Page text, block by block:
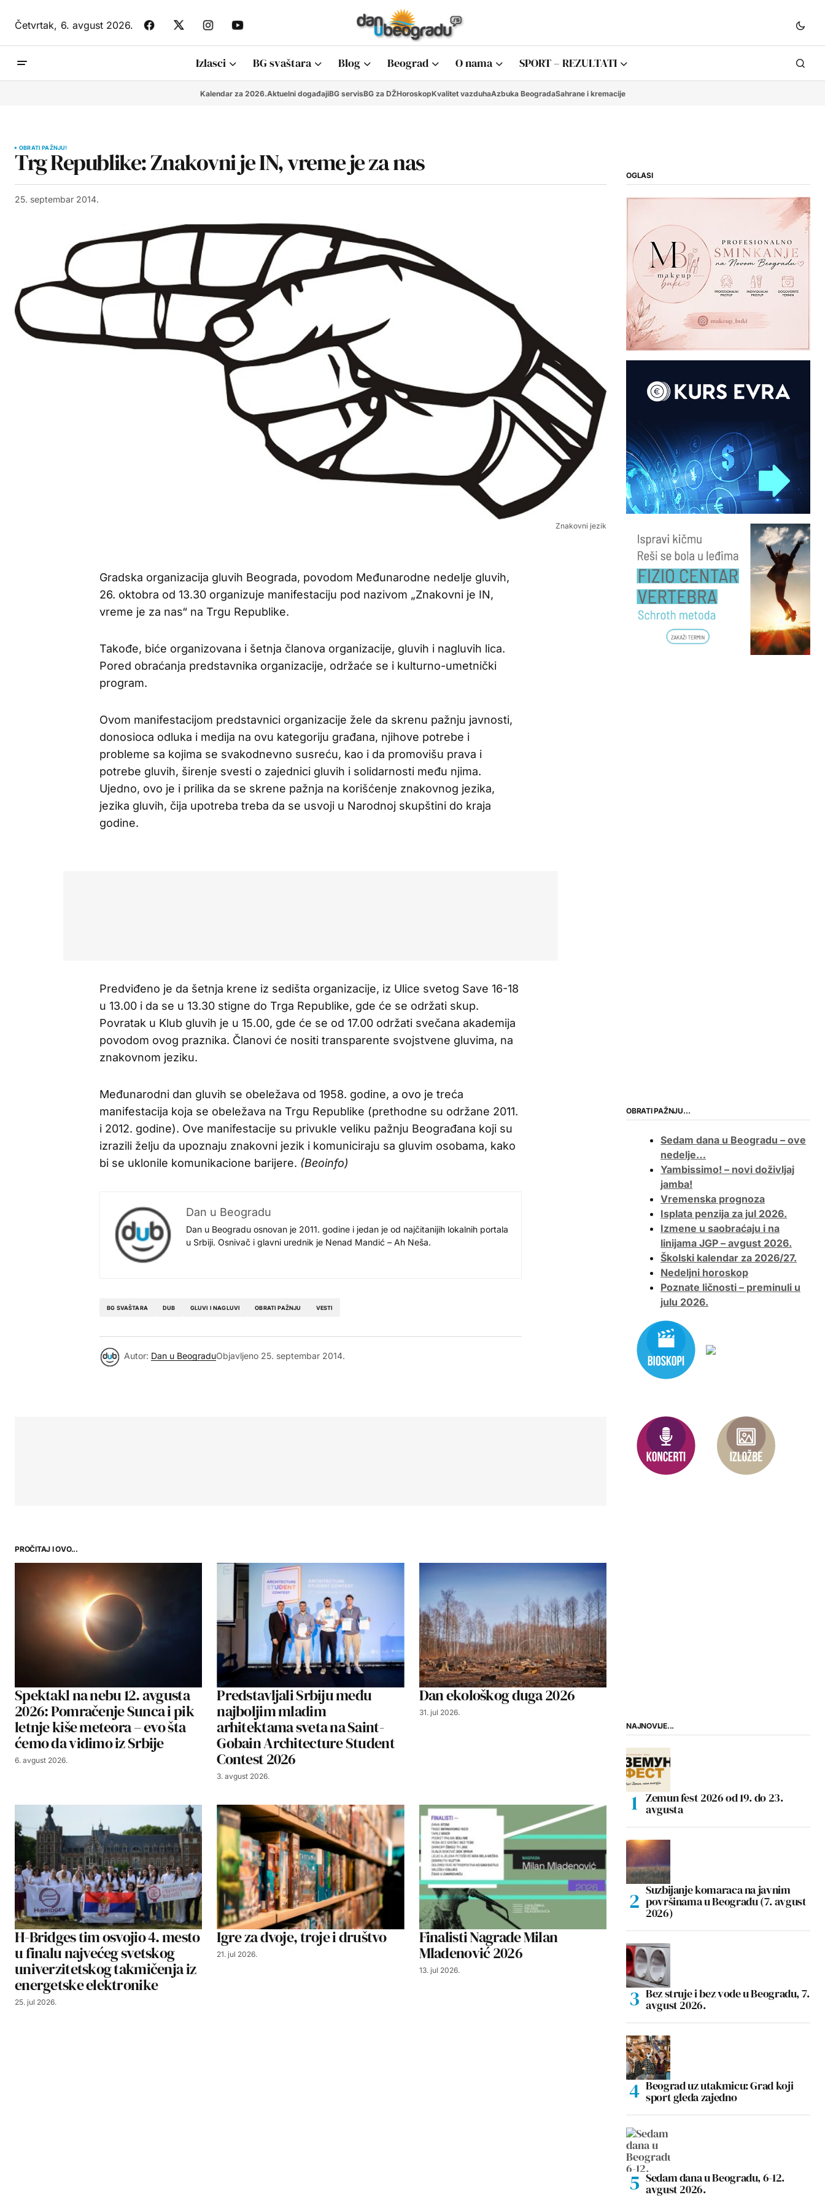
Četvrtak,6. avgust 2026.
Izlasci BG svaštara Blog Beograd O nama SPORT – REZULTATI
Kalendar za 2026.Aktuelni događajiBG servisBG za DŽHoroskopKvalitet vazduhaAzbuka BeogradaSahrane i kremacije
OBRATI PAŽNJU!
Trg Republike: Znakovni je IN, vreme je za nas
25. septembar 2014.
Znakovni jezik
Gradska organizacija gluvih Beograda, povodom Međunarodne nedelje gluvih,
26. oktobra od 13.30 organizuje manifestaciju pod nazivom „Znakovni je IN,
vreme je za nas“ na Trgu Republike.
Takođe, biće organizovana i šetnja članova organizacije, gluvih i nagluvih lica.
Pored obraćanja predstavnika organizacije, održaće se i kulturno-umetnički
program.
Ovom manifestacijom predstavnici organizacije žele da skrenu pažnju javnosti,
donosioca odluka i medija na ovu kategoriju građana, njihove potrebe i
probleme sa kojima se svakodnevno susreću, kao i da promovišu prava i
potrebe gluvih, širenje svesti o zajednici gluvih i solidarnosti među njima.
Ujedno, ovo je i prilika da se skrene pažnja na korišćenje znakovnog jezika,
jezika gluvih, čija upotreba treba da se usvoji u Narodnoj skupštini do kraja
godine.
Predviđeno je da šetnja krene iz sedišta organizacije, iz Ulice svetog Save 16-18
u 13.00 i da se u 13.30 stigne do Trga Republike, gde će se održati skup.
Povratak u Klub gluvih je u 15.00, gde će se od 17.00 održati svečana akademija
povodom ovog praznika. Članovi će nositi transparente svojstvene gluvima, na
znakovnom jeziku.
Međunarodni dan gluvih se obeležava od 1958. godine, a ovo je treća
manifestacija koja se obeležava na Trgu Republike (prethodne su održane 2011.
i 2012. godine). Ove manifestacije su privukle veliku pažnju Beograđana koji su
izrazili želju da upoznaju znakovni jezik i komuniciraju sa gluvim osobama, kako
bi se uklonile komunikacione barijere. (Beoinfo)
Dan u Beogradu
Dan u Beogradu osnovan je 2011. godine i jedan je od najčitanijih lokalnih portala
u Srbiji. Osnivač i glavni urednik je Nenad Mandić – Ah Neša.
BG SVAŠTARA DUB GLUVI I NAGLUVI OBRATI PAŽNJU VESTI
Autor: Dan u BeograduObjavljeno 25. septembar 2014.
PROČITAJ I OVO...
Spektakl na nebu 12. avgusta
2026: Pomračenje Sunca i pik
letnje kiše meteora – evo šta
ćemo da vidimo iz Srbije
6. avgust 2026.
Predstavljali Srbiju među
najboljim mladim
arhitektama sveta na Saint-
Gobain Architecture Student
Contest 2026
3. avgust 2026.
Dan ekološkog duga 2026
31. jul 2026.
H-Bridges tim osvojio 4. mesto
u finalu najvećeg svetskog
univerzitetskog takmičenja iz
energetske elektronike
25. jul 2026.
Igre za dvoje, troje i društvo
21. jul 2026.
Finalisti Nagrade Milan
Mladenović 2026
13. jul 2026.
OGLASI
OBRATI PAŽNJU…
Sedam dana u Beogradu – ove
nedelje…
Yambissimo! – novi doživljaj
jamba!
Vremenska prognoza
Isplata penzija za jul 2026.
Izmene u saobraćaju i na
linijama JGP – avgust 2026.
Školski kalendar za 2026/27.
Nedeljni horoskop
Poznate ličnosti – preminuli u
julu 2026.
NAJNOVIJE...
Zemun fest 2026 od 19. do 23.
avgusta
Suzbijanje komaraca na javnim
površinama u Beogradu (7. avgust
2026)
Bez struje i bez vode u Beogradu, 7.
avgust 2026.
Beograd uz utakmicu: Grad koji
sport gleda zajedno
Sedam dana u Beogradu, 6-12.
avgust 2026.